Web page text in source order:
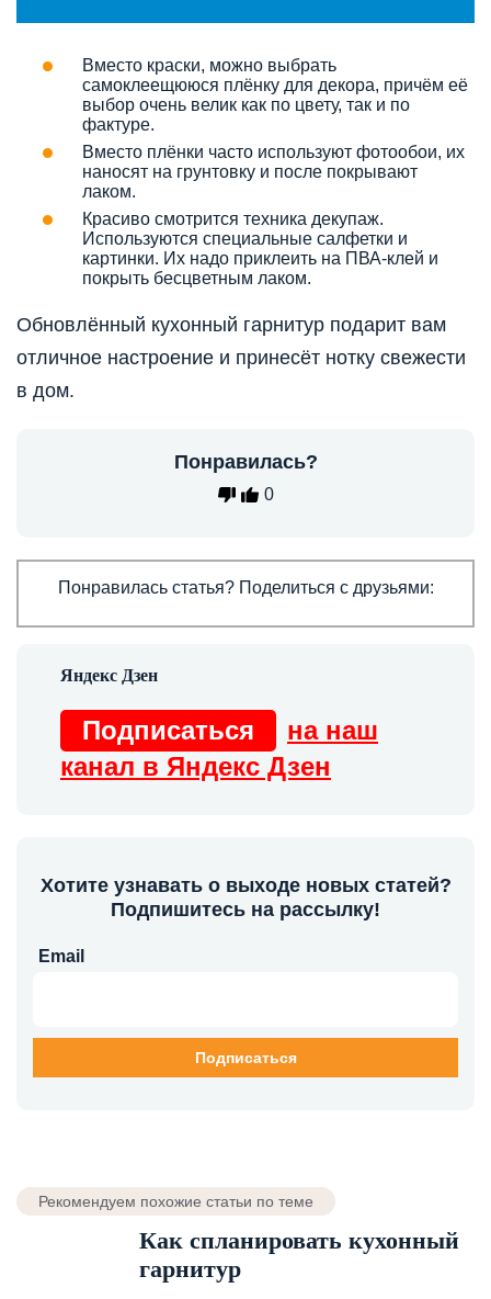
Вместо краски, можно выбрать
самоклеещююся плёнку для декора, причём её
выбор очень велик как по цвету, так и по
фактуре.
Вместо плёнки часто используют фотообои, их
наносят на грунтовку и после покрывают
лаком.
Красиво смотрится техника декупаж.
Используются специальные салфетки и
картинки. Их надо приклеить на ПВА-клей и
покрыть бесцветным лаком.
Обновлённый кухонный гарнитур подарит вам
отличное настроение и принесёт нотку свежести
в дом.
Понравилась?
0
Понравилась статья? Поделиться с друзьями:
Подписаться
на наш
канал в Яндекс Дзен
Хотите узнавать о выходе новых статей?
Подпишитесь на рассылку!
Email
Рекомендуем похожие статьи по теме
Как спланировать кухонный
гарнитур